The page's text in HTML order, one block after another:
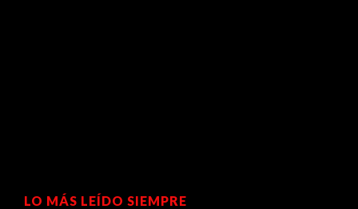
LO MÁS LEÍDO SIEMPRE